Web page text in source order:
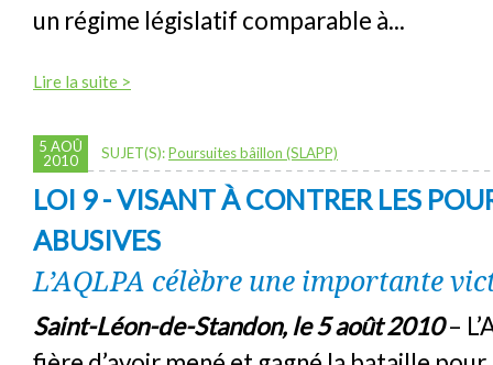
un régime législatif comparable à...
Lire la suite >
5 AOÛ
2010
SUJET(S):Poursuites bâillon (SLAPP)
LOI 9 - VISANT À CONTRER LES
ABUSIVES
L’AQLPA célèbre une importante
Saint-Léon-de-Standon, le 5 août 2010–